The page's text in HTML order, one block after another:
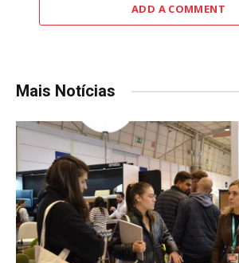
ADD A COMMENT
Mais Notícias